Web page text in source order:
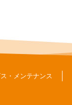
・メンテナンス